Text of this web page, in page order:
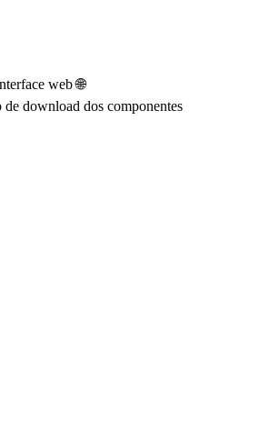
web 🌐
download dos componentes